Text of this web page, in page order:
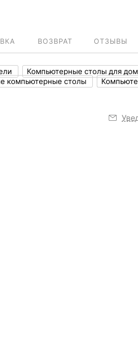
ВОЗВРАТ ОТЗЫВЫ
Компьютерные столы для
компьютерные столы